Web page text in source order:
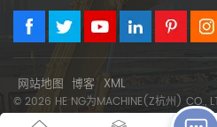
网站地图 博客 XML
© 2026 HE NG为MACHINE(Z杭州) CO.,
XML | 隐私政策 支持IPV6网络